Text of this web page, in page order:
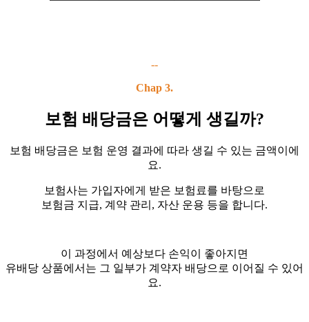
--
Chap 3.
보험 배당금은 어떻게 생길까?
보험 배당금은 보험 운영 결과에 따라 생길 수 있는 금액이에
요.
보험사는 가입자에게 받은 보험료를 바탕으로
보험금 지급, 계약 관리, 자산 운용 등을 합니다.
이 과정에서 예상보다 손익이 좋아지면
유배당 상품에서는 그 일부가 계약자 배당으로 이어질 수 있어
요.